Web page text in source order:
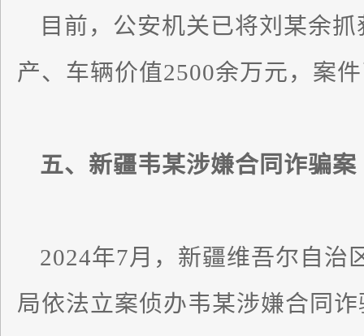
目前，公安机关已将刘某余
产、车辆价值2500余万元，案
五、新疆韦某涉嫌合同诈骗案
2024年7月，新疆维吾尔自治
局依法立案侦办韦某涉嫌合同